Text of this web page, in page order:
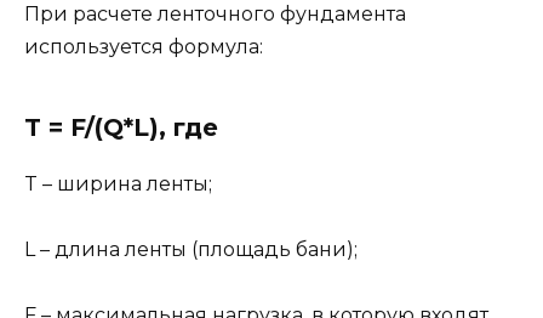
При расчете ленточного фундамента
используется формула:
T = F/(Q*L), где
T – ширина ленты;
L – длина ленты (площадь бани);